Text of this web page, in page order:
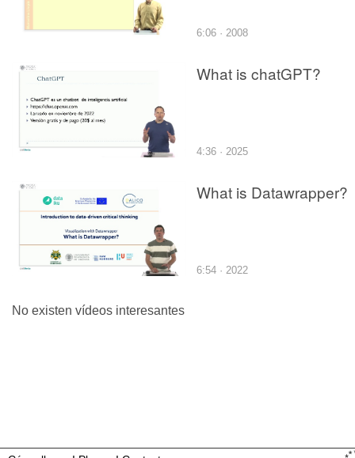
6:06 · 2008
What is chatGPT?
4:36 · 2025
What is Datawrapper?
6:54 · 2022
No existen vídeos interesantes